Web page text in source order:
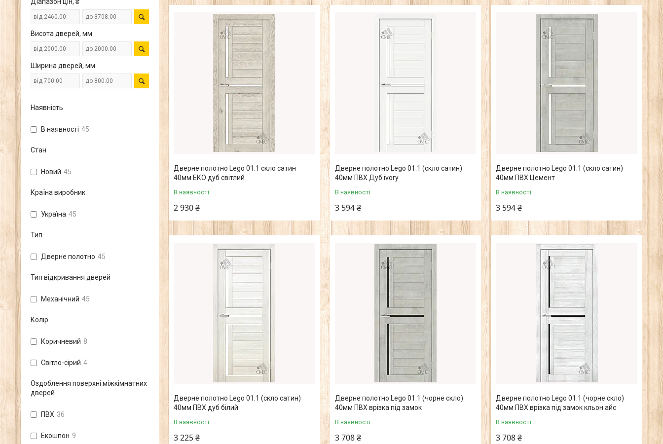
Дверне полотно Lego 01.1 скло сатин
40мм ЕКО дуб свiтлий
В наявності
2 930 ₴
Дверне полотно Lego 01.1 (скло сатин)
40мм ПВХ Дуб ivory
В наявності
3 594 ₴
Дверне полотно Lego 01.1 (скло сатин)
40мм ПВХ Цемент
В наявності
3 594 ₴
Дверне полотно Lego 01.1 (скло сатин)
40мм ПВХ дуб білий
В наявності
3 225 ₴
Дверне полотно Lego 01.1 (чорне скло)
40мм ПВХ врізка під замок
В наявності
3 708 ₴
Дверне полотно Lego 01.1 (чорне скло)
40мм ПВХ врізка під замок кльон айс
В наявності
3 708 ₴
Висота дверей, мм
Ширина дверей, мм
Наявність
В наявності 45
Стан
Новий 45
Країна виробник
Україна 45
Тип
Дверне полотно 45
Тип відкривання дверей
Механічний 45
Колір
Коричневий 8
Світло-сірий 4
Оздоблення поверхні міжкімнатних
дверей
ПВХ 36
Екошпон 9